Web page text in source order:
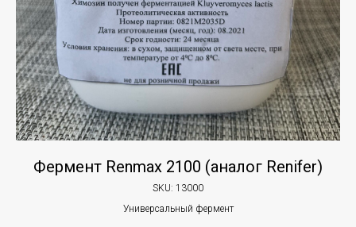
Фермент Renmax 2100 (аналог Renifer)
SKU: 13000
Универсальный фермент